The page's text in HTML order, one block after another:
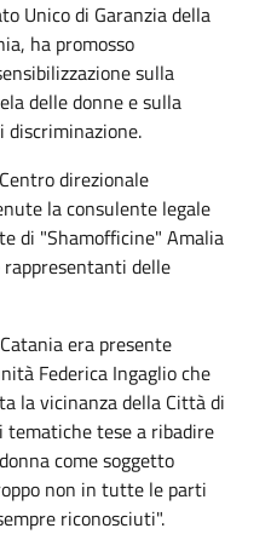
Unico di Garanzia della
ha promosso
sulla
delle donne e sulla
discriminazione.
direzionale
la consulente legale
di "Shamofficine" Amalia
delle
era presente
Federica Ingaglio che
la vicinanza della Città di
tese a ribadire
come soggetto
non in tutte le parti
riconosciuti".